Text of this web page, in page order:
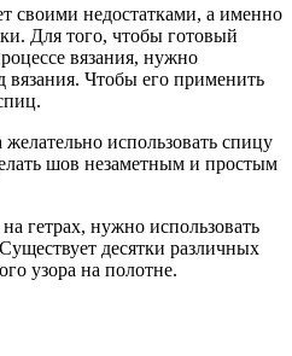
своими недостатками, а именно
Для того, чтобы готовый
вязания, нужно
вязания. Чтобы его применить
использовать спицу
шов незаметным и простым
гетрах, нужно использовать
десятки различных
узора на полотне.